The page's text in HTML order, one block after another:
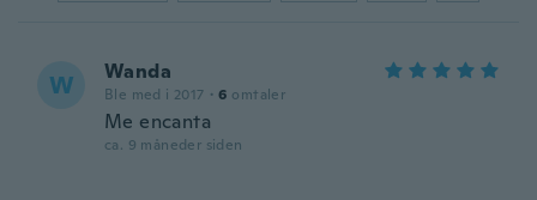
W Wanda
Ble med i 2017 · 6 omtaler
Me encanta
ca. 9 måneder siden